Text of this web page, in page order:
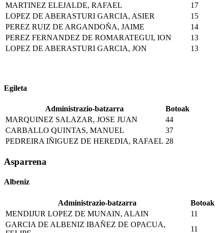
MARTINEZ ELEJALDE, RAFAEL
17
LOPEZ DE ABERASTURI GARCIA, ASIER
15
PEREZ RUIZ DE ARGANDOÑA, JAIME
14
PEREZ FERNANDEZ DE ROMARATEGUI, ION
13
LOPEZ DE ABERASTURI GARCIA, JON
13
Egileta
Administrazio-batzarra
Botoak
MARQUINEZ SALAZAR, JOSE JUAN
44
CARBALLO QUINTAS, MANUEL
37
PEDREIRA IÑIGUEZ DE HEREDIA, RAFAEL 28
Asparrena
Albeniz
Administrazio-batzarra
Botoak
MENDIJUR LOPEZ DE MUNAIN, ALAIN
11
GARCIA DE ALBENIZ IBAÑEZ DE OPACUA,
11